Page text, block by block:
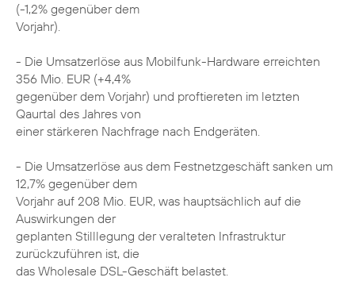
(-1,2% gegenüber dem
Vorjahr).
- Die Umsatzerlöse aus Mobilfunk-Hardware erreichten
356 Mio. EUR (+4,4%
gegenüber dem Vorjahr) und proftiereten im letzten
Qaurtal des Jahres von
einer stärkeren Nachfrage nach Endgeräten.
- Die Umsatzerlöse aus dem Festnetzgeschäft sanken um
12,7% gegenüber dem
Vorjahr auf 208 Mio. EUR, was hauptsächlich auf die
Auswirkungen der
geplanten Stilllegung der veralteten Infrastruktur
zurückzuführen ist, die
das Wholesale DSL-Geschäft belastet.